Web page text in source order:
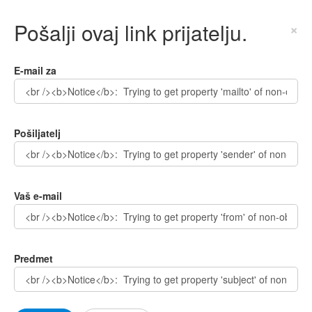
Pošalji ovaj link prijatelju. ×
E-mail za
Pošiljatelj
Vaš e-mail
Predmet